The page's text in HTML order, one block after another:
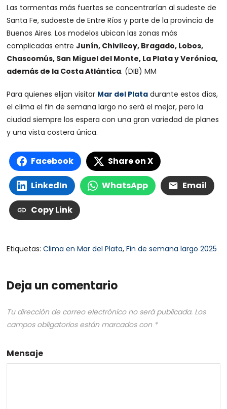
Las tormentas más fuertes se concentrarían al sudeste de
Santa Fe, sudoeste de Entre Ríos y parte de la provincia de
Buenos Aires. Los modelos ubican las zonas más
complicadas entreJunín, Chivilcoy, Bragado, Lobos,
Chascomús, San Miguel del Monte, La Plata y Verónica,
además de la Costa Atlántica. (DIB) MM
Para quienes elijan visitar Mar del Plata durante estos días,
el clima el fin de semana largo no será el mejor, pero la
ciudad siempre los espera con una gran variedad de planes
y una vista costera única.
Facebook Share on X
LinkedIn WhatsApp Email
Copy Link
Etiquetas:Clima en Mar del Plata,Fin de semana largo 2025
Deja un comentario
Tu dirección de correo electrónico no será publicada. Los
campos obligatorios están marcados con *
Mensaje